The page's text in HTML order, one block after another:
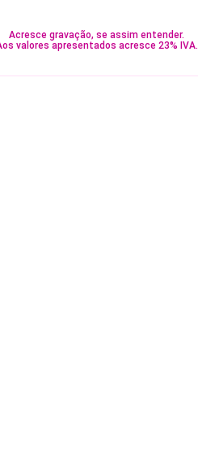
Acresce gravação, se assim entender.
valores apresentados acresce 23% IVA.